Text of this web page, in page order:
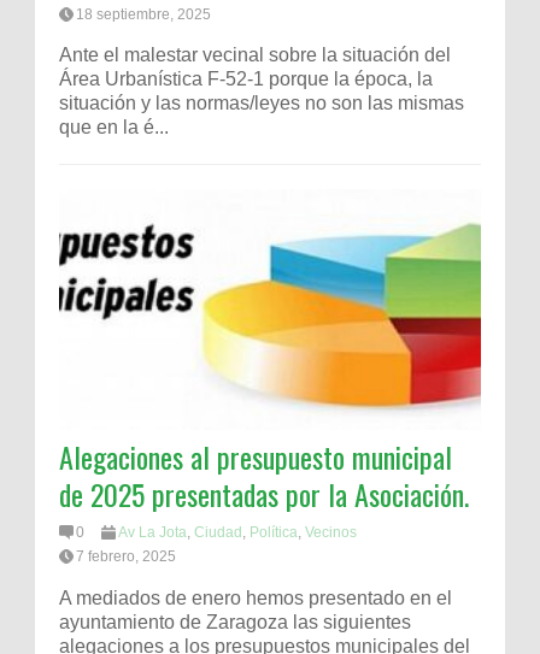
18 septiembre, 2025
Ante el malestar vecinal sobre la situación del
Área Urbanística F-52-1 porque la época, la
situación y las normas/leyes no son las mismas
que en la é...
Alegaciones al presupuesto municipal
de 2025 presentadas por la Asociación.
0 Av La Jota, Ciudad , Política, Vecinos
7 febrero, 2025
A mediados de enero hemos presentado en el
ayuntamiento de Zaragoza las siguientes
alegaciones a los presupuestos municipales del